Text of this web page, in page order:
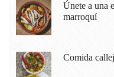
Únete a una
marroquí
Comida